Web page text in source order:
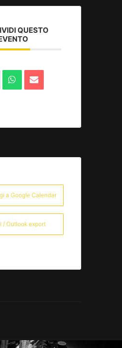
QUESTO
a Google Calendar
/ Outlook export